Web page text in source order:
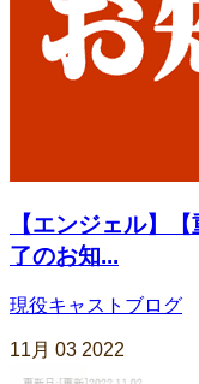
【エンジェル】
了のお知...
現役キャストブログ
11月 03 2022